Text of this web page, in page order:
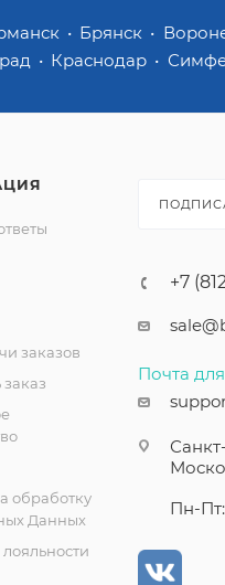
Брянск
Краснодар
заказов
заказ
обработку
Данных
+7
Почта
Пн-